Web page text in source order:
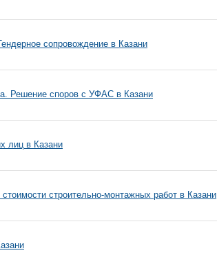
сопровождение в Казани
Решение споров с УФАС в Казани
лиц в Казани
строительно-монтажных работ в Казани